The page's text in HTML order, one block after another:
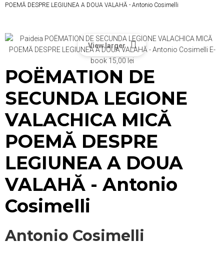
POEMĂ DESPRE LEGIUNEA A DOUA VALAHĂ - Antonio Cosimelli
View larger
POËMATION DE
SECUNDA LEGIONE
VALACHICA MICĂ
POEMĂ DESPRE
LEGIUNEA A DOUA
VALAHĂ - Antonio
Cosimelli
Antonio Cosimelli